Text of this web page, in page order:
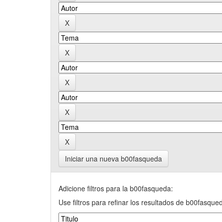
Iniciar una nueva b00fasqueda
Adicione filtros para la b00fasqueda:
Use filtros para refinar los resultados de